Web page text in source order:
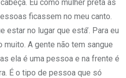
Eu como mulher preta as
ficassem no meu canto.
estar no lugar que está’. Para eu
muito. A gente não tem sangue
ela é uma pessoa e na frente é
É o tipo de pessoa que só